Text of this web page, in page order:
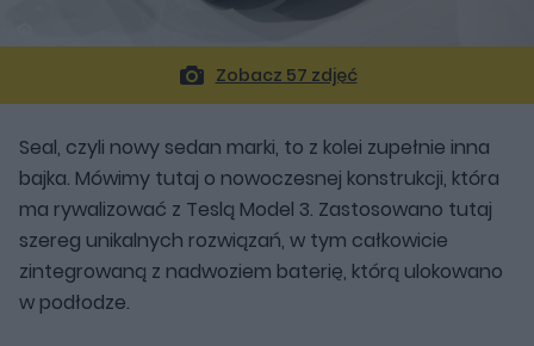
Zobacz 57 zdjęć
Seal, czyli nowy sedan marki, to z kolei zupełnie inna
bajka. Mówimy tutaj o nowoczesnej konstrukcji, która
ma rywalizować z Teslą Model 3. Zastosowano tutaj
szereg unikalnych rozwiązań, w tym całkowicie
zintegrowaną z nadwoziem baterię, którą ulokowano
w podłodze.